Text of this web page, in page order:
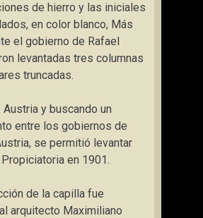
de hierro y las iniciales
en color blanco, Más
el gobierno de Rafael
levantadas tres columnas
truncadas.
Austria y buscando un
entre los gobiernos de
se permitió levantar
en 1901.
de la capilla fue
arquitecto Maximiliano